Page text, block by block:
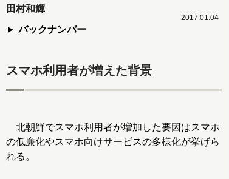
田村和輝
バックナンバー
2017.01.04
スマホ利用者が増えた背景
北朝鮮でスマホ利用者が増加した要因はスマホ
の低廉化やスマホ向けサービスの多様化が挙げら
れる。